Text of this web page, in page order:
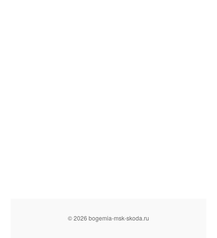
© 2026 bogemia-msk-skoda.ru